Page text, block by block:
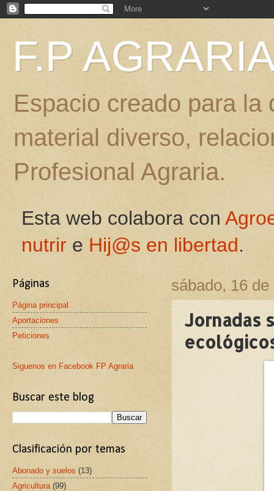
F.P
Espacio creado para
material diverso,
Profesional Agraria.
Esta web colabora con
nutrir e Hij@s en libertad.
sábado, 16
Jornadas
Páginas
Página principal
Aportaciones
Peticiones
Siguenos en Facebook FP Agraria
Buscar este blog
Clasificación por temas
Abonado y suelos (13)
Agricultura (99)